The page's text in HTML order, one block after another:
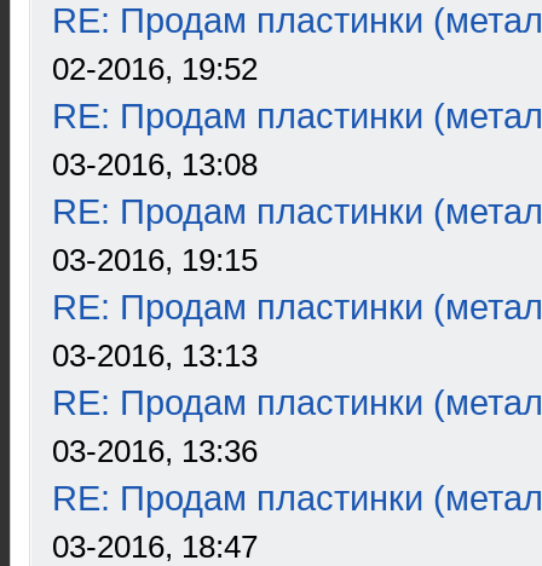
RE: Продам пластинки
02-2016, 19:52
RE: Продам пластинки
03-2016, 13:08
RE: Продам пластинки
03-2016, 19:15
RE: Продам пластинки
03-2016, 13:13
RE: Продам пластинки
03-2016, 13:36
RE: Продам пластинки
03-2016, 18:47